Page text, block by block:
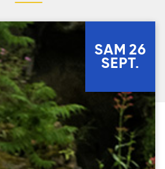
SAM 26
SEPT.